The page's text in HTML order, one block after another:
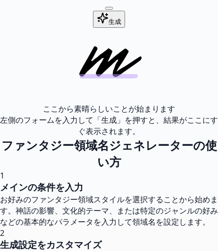
生成
ここから素晴らしいことが始まります
左側のフォームを入力して「生成」を押すと、結果がここにす
ぐ表示されます。
ファンタジー領域名ジェネレーターの使
い方
1
メインの条件を入力
お好みのファンタジー領域スタイルを選択することから始めま
す。神話の影響、文化的テーマ、または特定のジャンルの好み
などの基本的なパラメータを入力して領域名を設定します。
2
生成設定をカスタマイズ